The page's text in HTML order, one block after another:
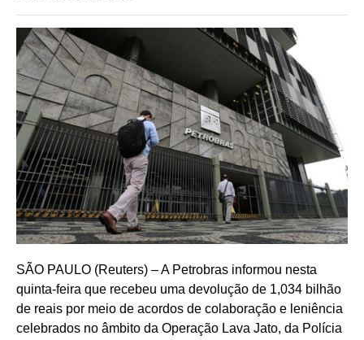
SÃO PAULO (Reuters) – A Petrobras informou nesta
quinta-feira que recebeu uma devolução de 1,034 bilhão
de reais por meio de acordos de colaboração e leniência
celebrados no âmbito da Operação Lava Jato, da Polícia